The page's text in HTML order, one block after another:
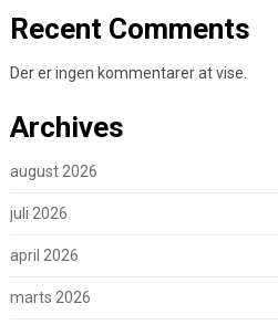
Recent Comments
Der er ingen kommentarer at vise.
Archives
august 2026
juli 2026
april 2026
marts 2026